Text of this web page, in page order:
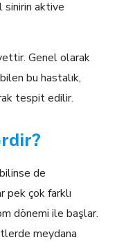
sinirin aktive
Genel olarak
bu hastalık,
tespit edilir.
de
pek çok farklı
dönemi ile başlar.
meydana